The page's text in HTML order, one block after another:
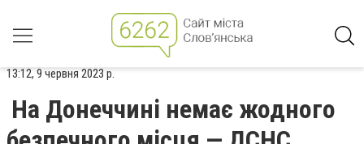
13:12, 9 червня 2023 р.
На Донеччині немає жодного